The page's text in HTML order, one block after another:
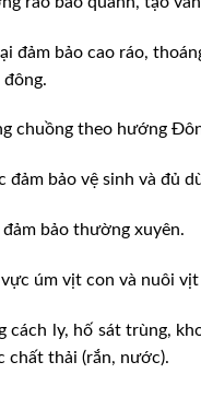
đảm bảo cao ráo,
đông.
chuồng theo hướng
đảm bảo vệ sinh và đủ
bảo thường xuyên.
úm vịt con và nuôi
cách ly, hố sát trùng,
chất thải (rắn, nước).